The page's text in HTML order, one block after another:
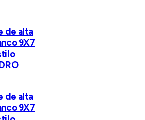
de alta
9X7
de alta
9X7